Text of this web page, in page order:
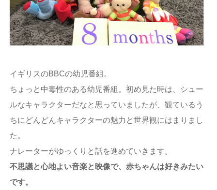
イギリスのBBCの幼児番組。
ちょっと中毒性のある幼児番組。初め見た時は、シュー
ルなキャラクターだなと思っていましたが、観ているう
ちにどんどんキャラクターの魅力と世界観にはまりまし
た。
ナレーターがゆっくりと話を進めていきます。
不思議と心地よい音楽と映像で、赤ちゃんは好きみたい
です。